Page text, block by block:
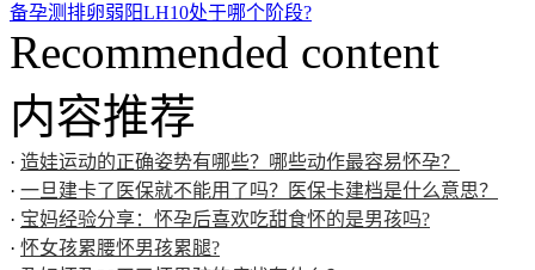
备孕测排卵弱阳LH10处于哪个阶段?
Recommended content
内容推荐
· 造娃运动的正确姿势有哪些？哪些动作最容易怀孕？
· 一旦建卡了医保就不能用了吗？医保卡建档是什么意思？
· 宝妈经验分享：怀孕后喜欢吃甜食怀的是男孩吗?
· 怀女孩累腰怀男孩累腿?